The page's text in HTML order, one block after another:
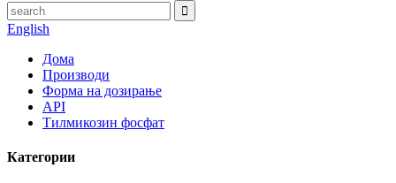
English
Дома
Производи
Форма на дозирање
API
Тилмикозин фосфат
Категории